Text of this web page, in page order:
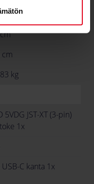
cm
cm
kg
5VDG JST-XT (3-pin)
1x
USB-C kanta 1x